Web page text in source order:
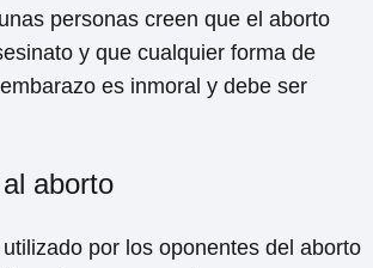
personas creen que el aborto
y que cualquier forma de
es inmoral y debe ser
aborto
por los oponentes del aborto